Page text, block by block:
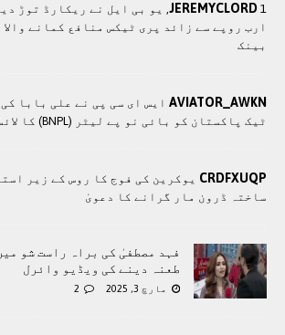
JEREMYCLORD
ارب روپے سے زائد پری ٹیکس منافع کمانے والا
بینک
AVIATOR_AWKN ایس ای سی پی نے علی بابا
ٹیک پاکستان کو بائی نو پے لیٹر (BNPL) کا لائسنس جاری کر دیا
CRDFXUQP یوکرین کی فوج کا روس کے زیر
ساختہ ڈرون مار گرانے کا دعویٰ
فہد مصطفیٰ کی براہ راست شو
طعنہ دینے کی ویڈیو وائرل
مارچ 3, 2025 2